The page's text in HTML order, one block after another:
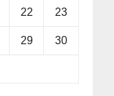
22 23
29 30